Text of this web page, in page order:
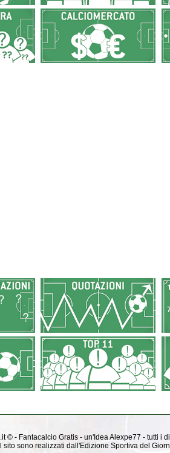
© - Fantacalcio Gratis - un'Idea Alexpe77 - tutti i
sito sono realizzati dall'Edizione Sportiva del